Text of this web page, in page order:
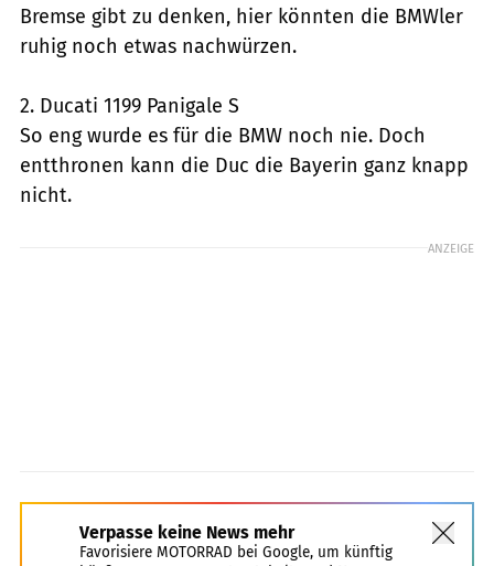
Bremse gibt zu denken, hier könnten die BMWler
ruhig noch etwas nachwürzen.
2. Ducati 1199 Panigale S
So eng wurde es für die BMW noch nie. Doch
entthronen kann die Duc die Bayerin ganz knapp
nicht.
ANZEIGE
Verpasse keine News mehr
Favorisiere MOTORRAD bei Google, um künftig